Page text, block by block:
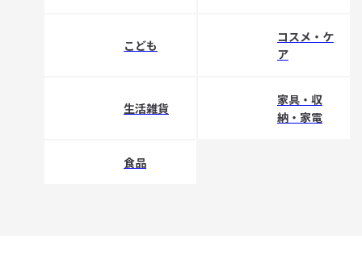
こども
コスメ・ケ
ア
生活雑貨
家具・収
納・家電
食品